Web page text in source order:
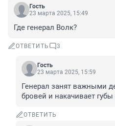
Гость
23 марта 2025, 15:49
Где генерал Волк?
ОТВЕТИТЬ 3
Гость
23 марта 2025, 15:59
Генерал занят важными
бровей и накачивает
ОТВЕТИТЬ